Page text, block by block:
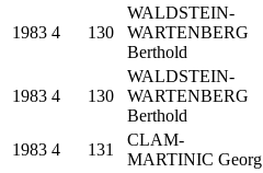
1983 4 130
WALDSTEIN-
WARTENBERG
Berthold
1983 4 130
WALDSTEIN-
WARTENBERG
Berthold
1983 4 131
CLAM-
MARTINIC Georg